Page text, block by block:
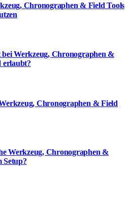
Chronographen & Field Tools
Werkzeug, Chronographen &
erlaubt?
Chronographen & Field
Werkzeug, Chronographen &
Setup?